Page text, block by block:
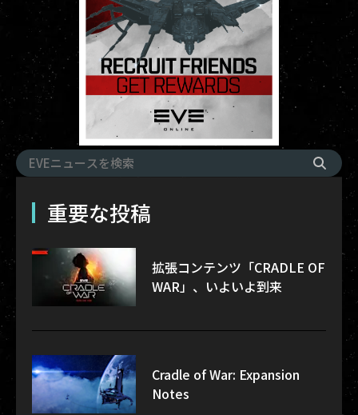
重要な投稿
拡張コンテンツ「CRADLE OF
WAR」、いよいよ到来
Cradle of War: Expansion
Notes